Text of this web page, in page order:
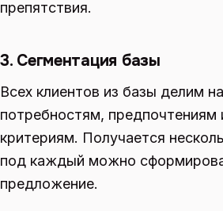
препятствия.
3. Сегментация базы
Всех клиентов из базы делим
потребностям, предпочтениям
критериям. Получается
под каждый можно
предложение.